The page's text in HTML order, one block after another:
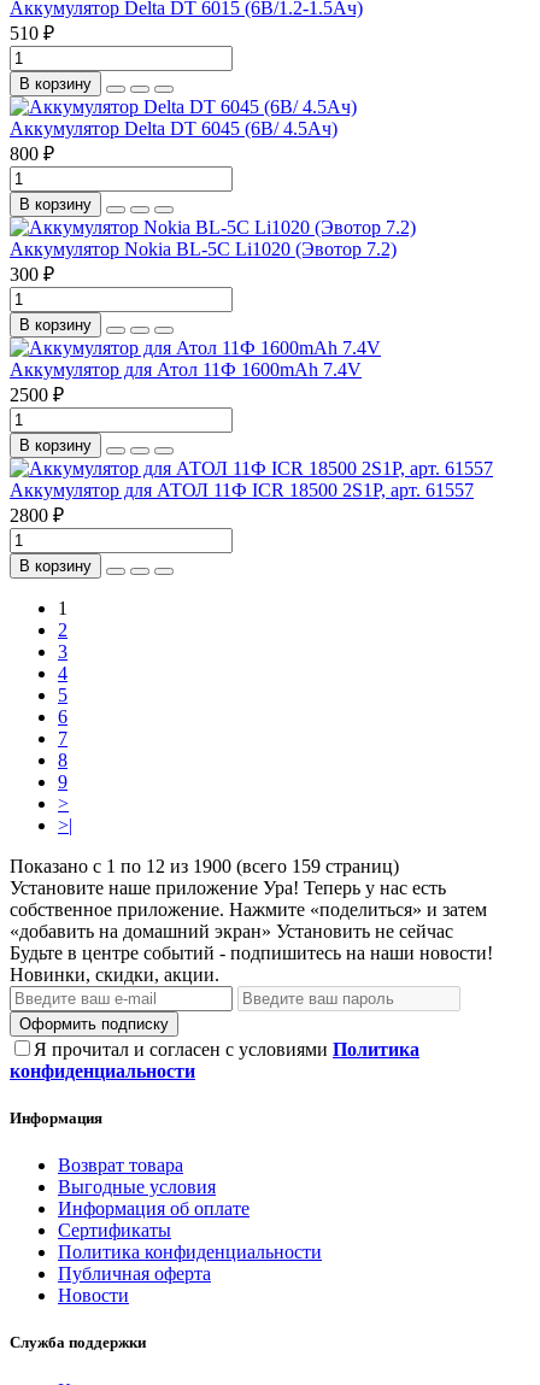
Аккумулятор Delta DT 6015 (6В/1.2-1.5Ач)
510 ₽
В корзину
Аккумулятор Delta DT 6045 (6В/ 4.5Ач)
800 ₽
В корзину
Аккумулятор Nokia BL-5C Li1020 (Эвотор 7.2)
300 ₽
В корзину
Аккумулятор для Атол 11Ф 1600mAh 7.4V
2500 ₽
В корзину
Аккумулятор для АТОЛ 11Ф ICR 18500 2S1P, арт. 61557
2800 ₽
В корзину
1
2
3
4
5
6
7
8
9
>
>|
Показано с 1 по 12 из 1900 (всего 159 страниц)
Установите наше приложение Ура! Теперь у нас есть
собственное приложение. Нажмите «поделиться» и затем
«добавить на домашний экран» Установить не сейчас
Будьте в центре событий - подпишитесь на наши новости!
Новинки, скидки, акции.
Оформить подписку
Я прочитал и согласен с условиями Политика
конфиденциальности
Информация
Возврат товара
Выгодные условия
Информация об оплате
Сертификаты
Политика конфиденциальности
Публичная оферта
Новости
Служба поддержки